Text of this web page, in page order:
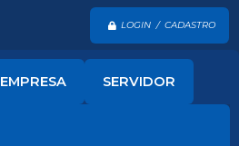
LOGIN / CADASTRO
EMPRESA SERVIDOR